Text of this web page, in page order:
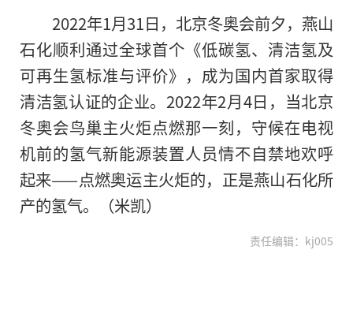
2022年1月31日，北京冬奥会前夕，燕山
石化顺利通过全球首个《低碳氢、清洁氢及
可再生氢标准与评价》，成为国内首家取得
清洁氢认证的企业。2022年2月4日，当北京
冬奥会鸟巢主火炬点燃那一刻，守候在电视
机前的氢气新能源装置人员情不自禁地欢呼
起来——点燃奥运主火炬的，正是燕山石化所
产的氢气。（米凯）
责任编辑：kj005